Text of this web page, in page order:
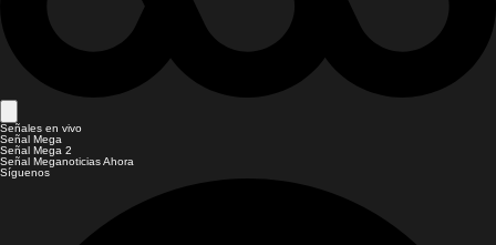
Señales en vivo
Señal Mega
Señal Mega 2
Señal Meganoticias Ahora
Síguenos